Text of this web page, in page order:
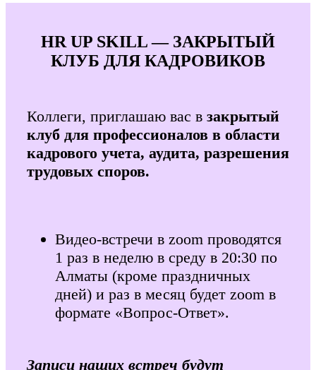
HR UP SKILL — ЗАКРЫТЫЙ
КЛУБ ДЛЯ КАДРОВИКОВ
Коллеги, приглашаю вас в закрытый
клуб для профессионалов в области
кадрового учета, аудита, разрешения
трудовых споров.
Видео-встречи в zoom проводятся
1 раз в неделю в среду в 20:30 по
Алматы (кроме праздничных
дней) и раз в месяц будет zoom в
формате «Вопрос-Ответ».
Записи наших встреч будут